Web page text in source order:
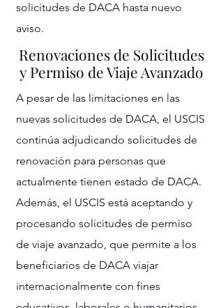
solicitudes de DACA hasta nuevo
aviso.
Renovaciones de Solicitudes
y Permiso de Viaje Avanzado
A pesar de las limitaciones en las
nuevas solicitudes de DACA, el USCIS
continúa adjudicando solicitudes de
renovación para personas que
actualmente tienen estado de DACA.
Además, el USCIS está aceptando y
procesando solicitudes de permiso
de viaje avanzado, que permite a los
beneficiarios de DACA viajar
internacionalmente con fines